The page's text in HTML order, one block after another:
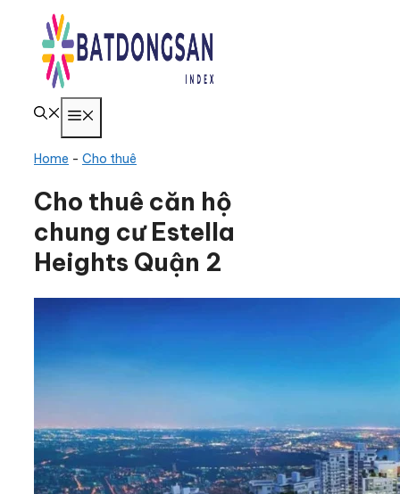
Chuyển
Home - Cho thuê
Cho thuê căn hộ
chung cư Estella
Heights Quận 2